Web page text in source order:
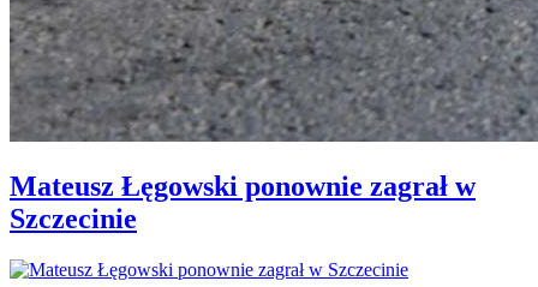
Mateusz Łęgowski ponownie zagrał w
Szczecinie